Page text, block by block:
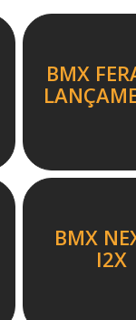
BMX
BMX
I2X